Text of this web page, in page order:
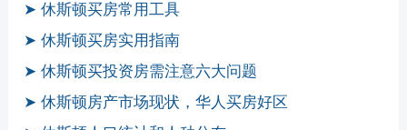
➤ 休斯顿买房常用工具
➤ 休斯顿买房实用指南
➤ 休斯顿买投资房需注意六大问题
➤ 休斯顿房产市场现状，华人买房好区